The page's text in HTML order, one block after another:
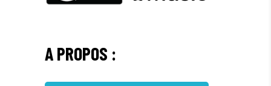
A PROPOS :